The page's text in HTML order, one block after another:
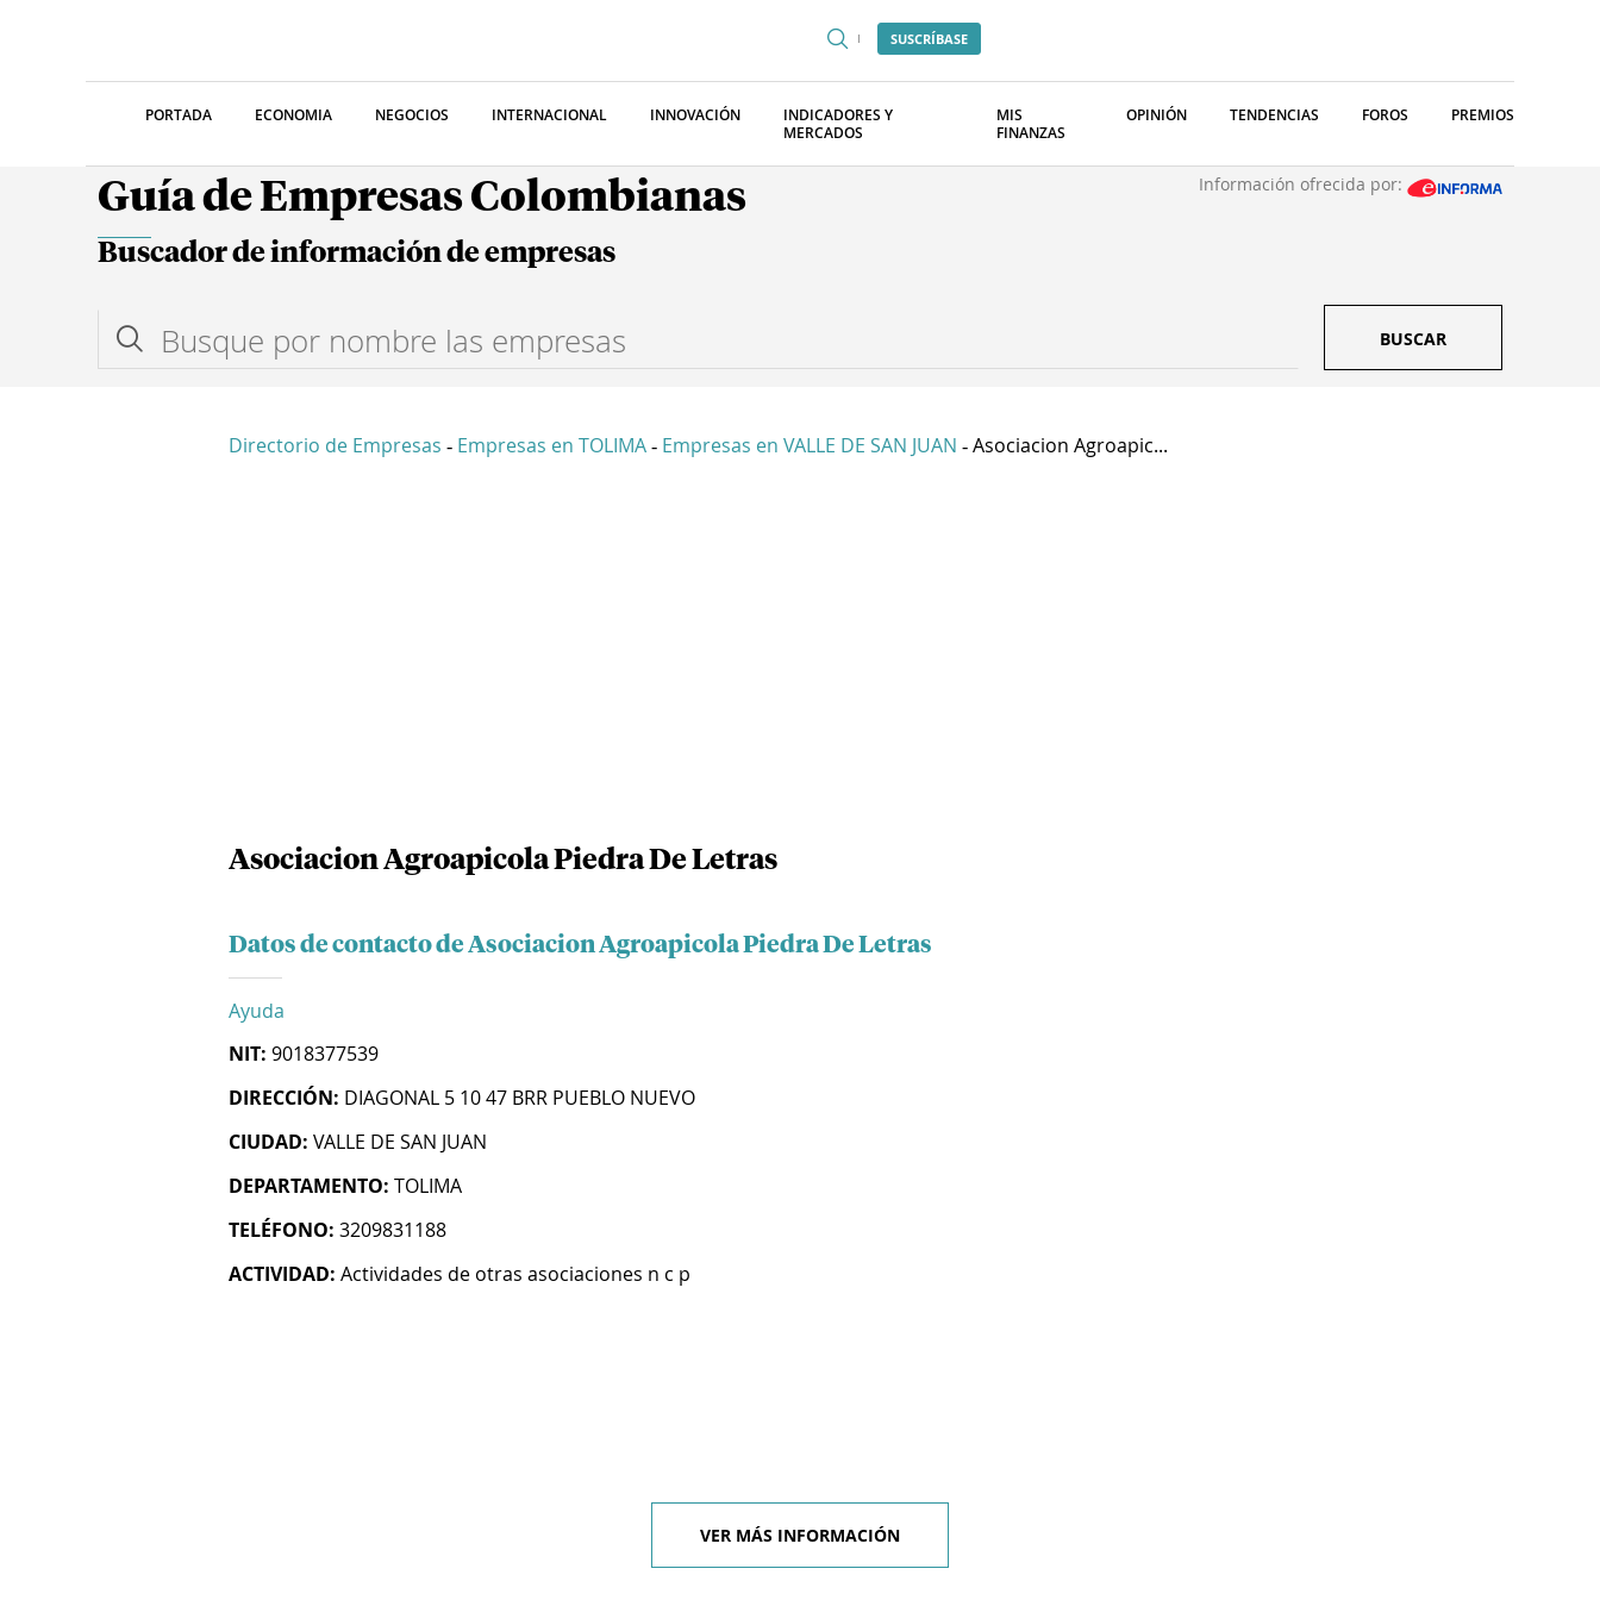
SUSCRÍBASE
PORTADA ECONOMIA NEGOCIOS INTERNACIONAL INNOVACIÓN
INDICADORES Y
MERCADOS
MIS
FINANZAS
OPINIÓN TENDENCIAS FOROS PREMIOS
Guía de Empresas Colombianas Información ofrecida por:
Buscador de información de empresas
BUSCAR
Directorio de Empresas - Empresas en TOLIMA - Empresas en VALLE DE SAN JUAN - Asociacion Agroapic...
Asociacion Agroapicola Piedra De Letras
Datos de contacto de Asociacion Agroapicola Piedra De Letras
Ayuda
NIT: 9018377539
DIRECCIÓN: DIAGONAL 5 10 47 BRR PUEBLO NUEVO
CIUDAD: VALLE DE SAN JUAN
DEPARTAMENTO: TOLIMA
TELÉFONO: 3209831188
ACTIVIDAD: Actividades de otras asociaciones n c p
VER MÁS INFORMACIÓN